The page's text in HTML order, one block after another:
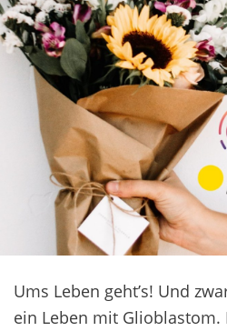
Ums Leben geht’s! Und
ein Leben mit Glioblastom.